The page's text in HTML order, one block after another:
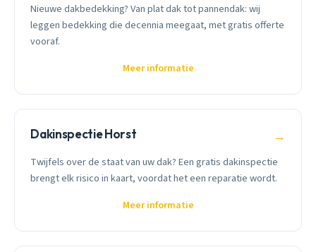
Nieuwe dakbedekking? Van plat dak tot pannendak: wij
leggen bedekking die decennia meegaat, met gratis offerte
vooraf.
Meer informatie
Dakinspectie Horst →
Twijfels over de staat van uw dak? Een gratis dakinspectie
brengt elk risico in kaart, voordat het een reparatie wordt.
Meer informatie